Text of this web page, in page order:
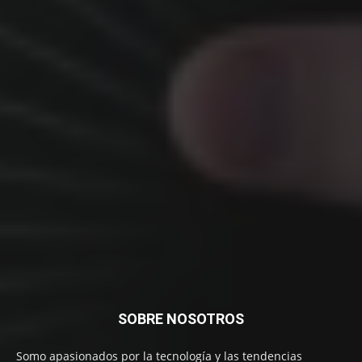
SOBRE NOSOTROS
Somo apasionados por la tecnología y las tendencias